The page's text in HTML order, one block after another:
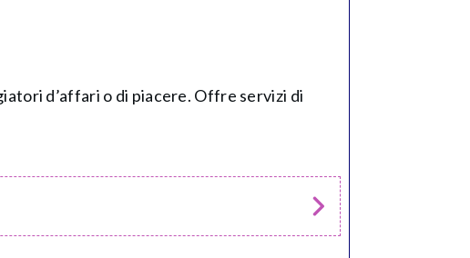
d’affari o di piacere. Offre servizi di